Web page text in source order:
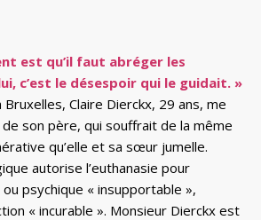
est qu’il faut abréger les
c’est le désespoir qui le guidait. »
Claire Dierckx, 29 ans, me
de son père, qui souffrait de la même
qu’elle et sa sœur jumelle.
autorise l’euthanasie pour
psychique « insupportable »,
« incurable ». Monsieur Dierckx est